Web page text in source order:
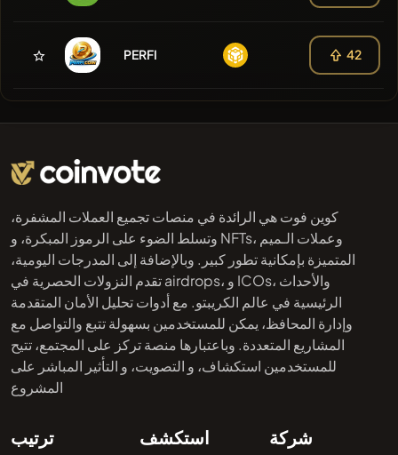
PERFI 42
كوين فوت هي الرائدة في منصات تجميع العملات المشفرة،
وتسلط الضوء على الرموز المبكرة، و NFTs، وعملات الـميم
المتميزة بإمكانية تطور كبير. وبالإضافة إلى المدرجات اليومية،
تقدم النزولات الحصرية في airdrops، و ICOs، والأحداث
الرئيسية في عالم الكريبتو. مع أدوات تحليل الأمان المتقدمة
وإدارة المحافظ، يمكن للمستخدمين بسهولة تتبع والتواصل مع
المشاريع المتعددة. وباعتبارها منصة تركز على المجتمع، تتيح
للمستخدمين استكشاف، و التصويت، و التأثير المباشر على
المشروع
ترتيب استكشف شركة